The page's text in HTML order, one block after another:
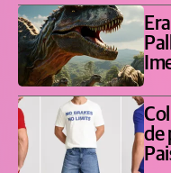
de